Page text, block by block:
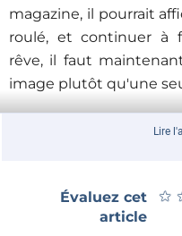
magazine, il pourrait
roulé, et continuer à
rêve, il faut
image plutôt qu'une
Ce papier prouve qu’il
des composants
qu’un jour, en lisant
Lire
Évaluez cet
article
★
★